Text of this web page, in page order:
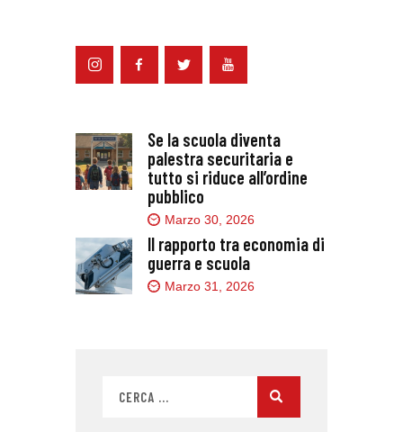
Se la scuola diventa
palestra securitaria e
tutto si riduce all’ordine
pubblico
Marzo 30, 2026
Il rapporto tra economia di
guerra e scuola
Marzo 31, 2026